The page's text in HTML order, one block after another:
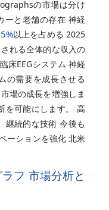
の市場は分け
ーと老舗の存在 神経
以上を占める 2025
れる全体的な収入の
床EEGシステム 神経
の需要を成長させる
場の成長を増強しま
を可能にします。 高
継続的な技術 今後も
ーションを強化 北米
フ 市場分析と